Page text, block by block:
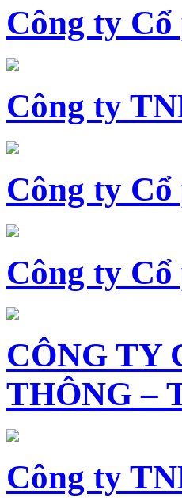
Công ty
Công ty
Công ty
Công ty
CÔNG TY
THÔNG –
Công ty